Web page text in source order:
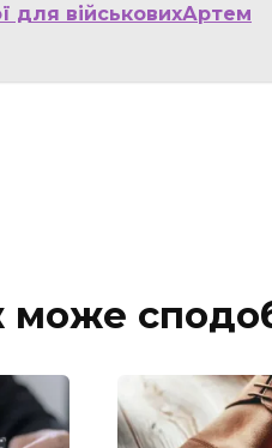
для військовихАртем
може